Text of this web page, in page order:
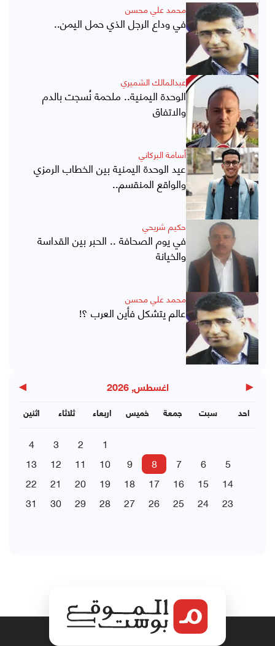
محمد علي محسن
في وداع الرجل الذي حمل اليمن..
عبدالمالك الشميري
الوحدة اليمنية.. ملحمة نُسجت بالدم
والاتفاق
أسامة البركاني
عيد الوحدة اليمنية بين الخطاب الرمزي
والواقع المنقسم..
حكيم شريحي
في يوم الصحافة .. الحبر بين القداسة
والخيانة
محمد علي محسن
عالم يتشكل فأين العرب ؟!
◀ اغسطس, 2026 ▶
اثنين ثلاثاء اربعاء خميس جمعة سبت احد
1
2
3
4
5
6
7
8
9
10
11
12
13
14
15
16
17
18
19
20
21
22
23
24
25
26
27
28
29
30
31